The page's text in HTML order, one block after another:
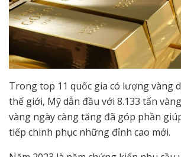
Trong top 11 quốc gia có lượng vàng
thế giới, Mỹ dẫn đầu với 8.133 tấn
vàng ngày càng tăng đã góp phần
tiếp chinh phục những đỉnh cao mới.